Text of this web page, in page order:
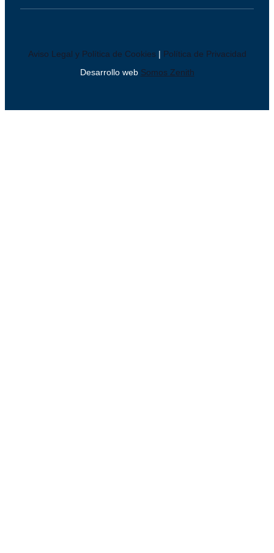
Aviso Legal y Política de Cookies | Política de Privacidad
Desarrollo web Somos Zenith